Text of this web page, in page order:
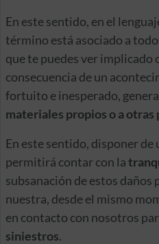
En este sentido, en el
término está asociado a
que te puedes ver implicado
consecuencia de un
fortuito e inesperado,
materiales propios o a otras
En este sentido, disponer de
permitirá contar con la
subsanación de estos daños
nuestra, desde el mismo
en contacto con nosotros
siniestros.